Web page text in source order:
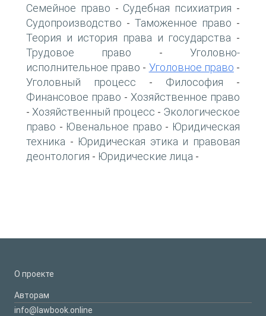
Семейное право - Судебная психиатрия -
Судопроизводство - Таможенное право -
Теория и история права и государства -
Трудовое право -Уголовно-
исполнительное право - Уголовное право -
Уголовный процесс - Философия -
Финансовое право - Хозяйственное право
- Хозяйственный процесс - Экологическое
право - Ювенальное право - Юридическая
техника - Юридическая этика и правовая
деонтология - Юридические лица -
О проекте
Авторам
info@lawbook.online